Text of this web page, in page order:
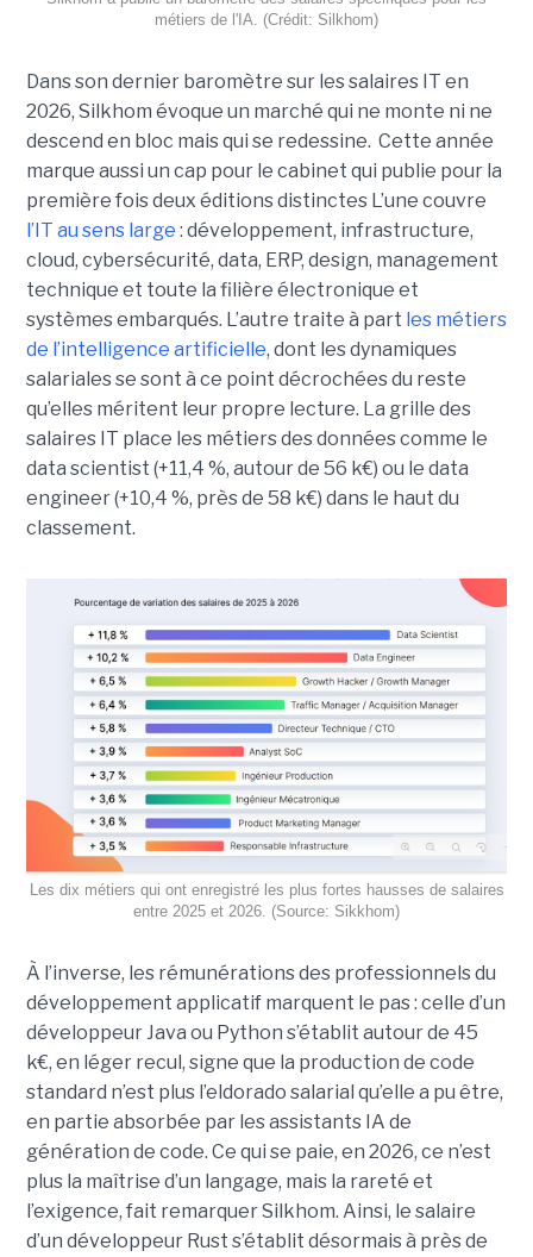
métiers de l'IA. (Crédit: Silkhom)
Dans son dernier baromètre sur les salaires IT en
2026, Silkhom évoque un marché qui ne monte ni ne
descend en bloc mais qui se redessine. Cette année
marque aussi un cap pour le cabinet qui publie pour la
première fois deux éditions distinctes L’une couvre
l’IT au sens large : développement, infrastructure,
cloud, cybersécurité, data, ERP, design, management
technique et toute la filière électronique et
systèmes embarqués. L’autre traite à part les métiers
de l’intelligence artificielle, dont les dynamiques
salariales se sont à ce point décrochées du reste
qu’elles méritent leur propre lecture. La grille des
salaires IT place les métiers des données comme le
data scientist (+11,4 %, autour de 56 k€) ou le data
engineer (+10,4 %, près de 58 k€) dans le haut du
classement.
Les dix métiers qui ont enregistré les plus fortes hausses de salaires
entre 2025 et 2026. (Source: Sikkhom)
À l’inverse, les rémunérations des professionnels du
développement applicatif marquent le pas : celle d’un
développeur Java ou Python s’établit autour de 45
k€, en léger recul, signe que la production de code
standard n’est plus l’eldorado salarial qu’elle a pu être,
en partie absorbée par les assistants IA de
génération de code. Ce qui se paie, en 2026, ce n’est
plus la maîtrise d’un langage, mais la rareté et
l’exigence, fait remarquer Silkhom. Ainsi, le salaire
d’un développeur Rust s’établit désormais à près de